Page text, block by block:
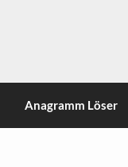
Anagramm Löser